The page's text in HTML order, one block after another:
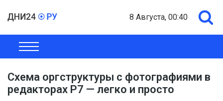
8 Августа, 00:40
ОБЩЕСТВО
Схема оргструктуры с фотографиями в
редакторах Р7 — легко и просто